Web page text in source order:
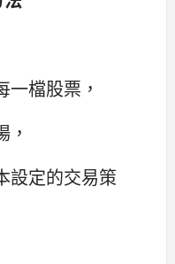
檔股票，
設定的交易策